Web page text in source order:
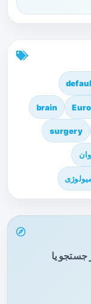
brain
surgery
جستجو یا